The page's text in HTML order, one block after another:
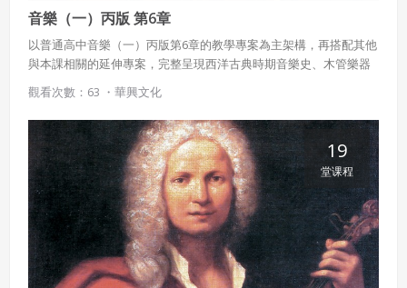
音樂（一）丙版 第6章
以普通高中音樂（一）丙版第6章的教學專案為主架構，再搭配其他
與本課相關的延伸專案，完整呈現西洋古典時期音樂史、木管樂器
等豐富內容。
觀看次數：63 ・ 華興文化
19
堂课程
使用 Facebook 帳號登入
使用 Google 帳號登入
使用 Facebook 帳號註冊
使用 Google 帳號註冊
緣會員有意願吉寶知識系統（本系統），經註冊本
系統表示您同意會員合約：
一、定義條款